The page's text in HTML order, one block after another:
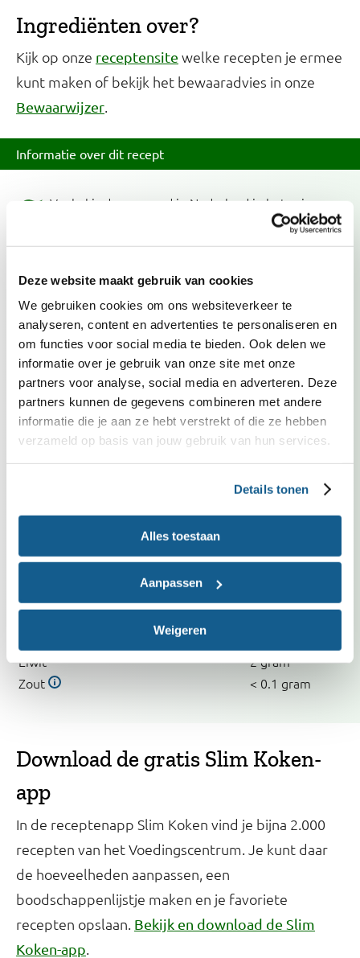
Deze website maakt gebruik van cookies
We gebruiken cookies om ons websiteverkeer te
analyseren, content en advertenties te personaliseren en
om functies voor social media te bieden. Ook delen we
informatie over je gebruik van onze site met onze
partners voor analyse, social media en adverteren. Deze
partners kunnen de gegevens combineren met andere
informatie die je aan ze hebt verstrekt of die ze hebben
verzameld op basis van jouw gebruik van hun services.
Details tonen
Alles toestaan
Aanpassen
Weigeren
Ingrediënten over?
Kijk op onze receptensite welke recepten je ermee
kunt maken of bekijk het bewaaradvies in onze
Bewaarwijzer
Informatie over dit recept
Venkel is deze maand in Nederland in het seizoen.
Kies bij voorkeur voor groente met het Biologisch,
Past in dieet
Bij verhoogd cholesterol
Vrij van gluten
Met weinig zout
Vrij van ei
Vrij van noten, zaden, pitten en pinda's
Vrij van melk (inclusief lactose)
Vet
5 gram
Waarvan verzadigd vet
Eiwit
2 gram
Zout
< 0.1 gram
Download de gratis Slim Koken-
app
In de receptenapp Slim Koken vind je bijna 2.000
recepten van het Voedingscentrum. Je kunt daar
de hoeveelheden aanpassen, een
boodschappenlijstje maken en je favoriete
recepten opslaan. Bekijk en download de Slim
Koken-app